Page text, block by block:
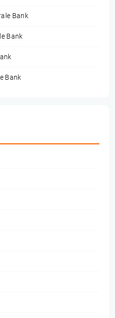
Bank
Bank
Bank